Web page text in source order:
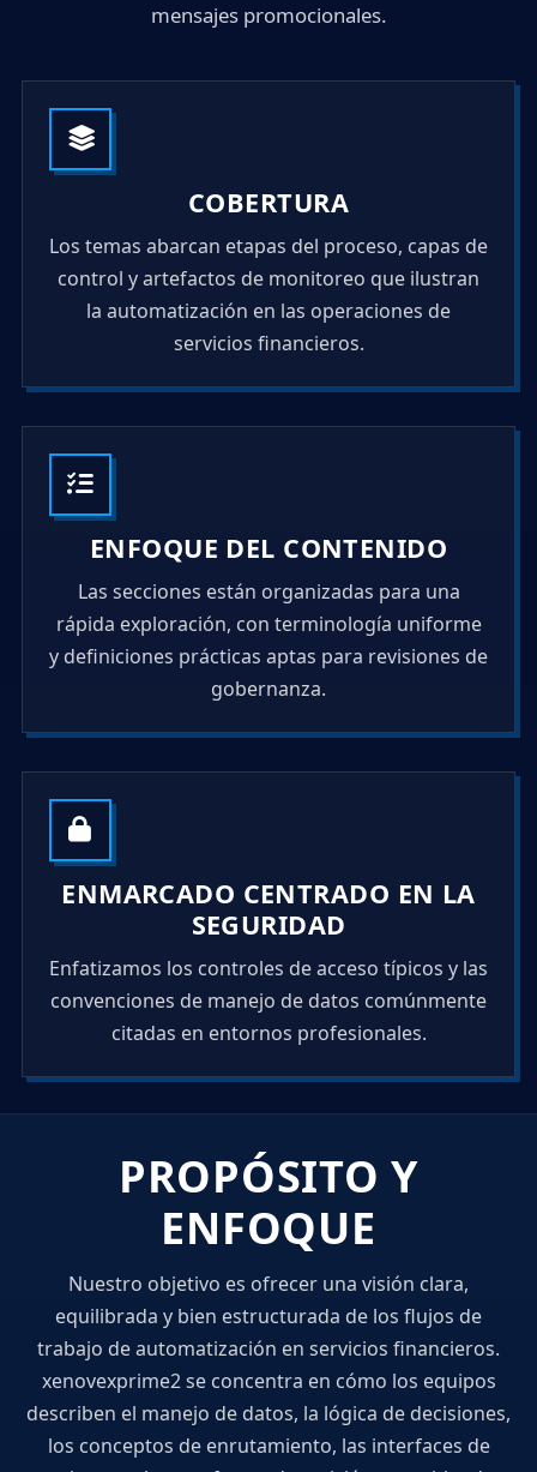
mensajes promocionales.
COBERTURA
Los temas abarcan etapas del proceso, capas de
control y artefactos de monitoreo que ilustran
la automatización en las operaciones de
servicios financieros.
ENFOQUE DEL CONTENIDO
Las secciones están organizadas para una
rápida exploración, con terminología uniforme
y definiciones prácticas aptas para revisiones de
gobernanza.
ENMARCADO CENTRADO EN LA
SEGURIDAD
Enfatizamos los controles de acceso típicos y las
convenciones de manejo de datos comúnmente
citadas en entornos profesionales.
PROPÓSITO Y
ENFOQUE
Nuestro objetivo es ofrecer una visión clara,
equilibrada y bien estructurada de los flujos de
trabajo de automatización en servicios financieros.
xenovexprime2 se concentra en cómo los equipos
describen el manejo de datos, la lógica de decisiones,
los conceptos de enrutamiento, las interfaces de